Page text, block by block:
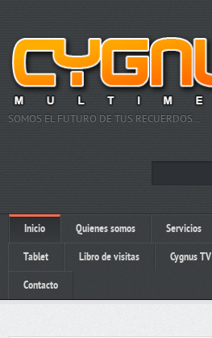
SOMOS EL FUTURO DE TUS RECUERDOS…
Inicio Quienes somos Servicios
Tablet Libro de visitas Cygnus TV
Contacto